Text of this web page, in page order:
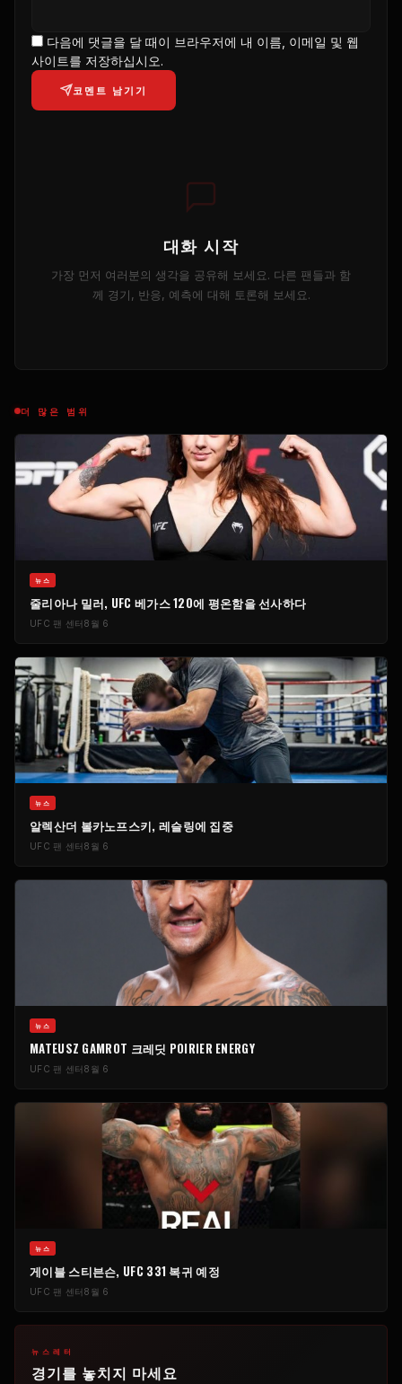
다음에 댓글을 달 때이 브라우저에 내 이름, 이메일 및 웹
사이트를 저장하십시오.
코멘트 남기기
대화 시작
가장 먼저 여러분의 생각을 공유해 보세요. 다른 팬들과 함
께 경기, 반응, 예측에 대해 토론해 보세요.
더 많은 범위
​뉴스
줄리아나 밀러, UFC 베가스 120에 평온함을 선사하다
UFC 팬 센터8월 6
​뉴스
알렉산더 볼카노프스키, 레슬링에 집중
UFC 팬 센터8월 6
​뉴스
MATEUSZ GAMROT 크레딧 POIRIER ENERGY
UFC 팬 센터8월 6
​뉴스
게이블 스티븐슨, UFC 331 복귀 예정
UFC 팬 센터8월 6
뉴스레터
경기를 놓치지 마세요